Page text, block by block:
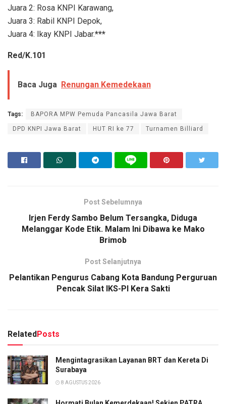
Juara 2: Rosa KNPI Karawang,
Juara 3: Rabil KNPI Depok,
Juara 4: Ikay KNPI Jabar.***
Red/K.101
Baca Juga Renungan Kemedekaan
Tags: BAPORA MPW Pemuda Pancasila Jawa Barat
DPD KNPI Jawa Barat HUT RI ke 77 Turnamen Billiard
Post Sebelumnya
Irjen Ferdy Sambo Belum Tersangka, Diduga
Melanggar Kode Etik. Malam Ini Dibawa ke Mako
Brimob
Post Selanjutnya
Pelantikan Pengurus Cabang Kota Bandung Perguruan
Pencak Silat IKS-PI Kera Sakti
RelatedPosts
Mengintagrasikan Layanan BRT dan Kereta Di
Surabaya
8 AGUSTUS 2026